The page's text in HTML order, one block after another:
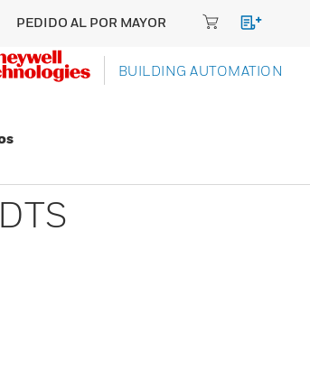
PEDIDO AL POR MAYOR
BUILDING AUTOMATION